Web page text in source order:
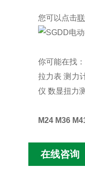
您可以点击
你可能在找：
拉力表 测力
仪 数显扭力
M24 M36
在线咨询